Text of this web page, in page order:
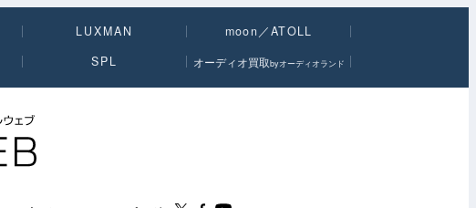
LUXMAN
moon／ATOLL
SPL オーディオ買取byオーディオランド